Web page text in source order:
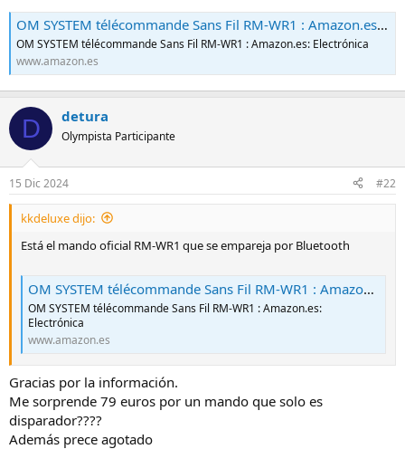
OM SYSTEM télécommande Sans Fil RM-WR1 : Amazon.es: Electrónica
OM SYSTEM télécommande Sans Fil RM-WR1 : Amazon.es: Electrónica
www.amazon.es
D detura
Olympista Participante
15 Dic 2024 #22
kkdeluxe dijo:
Está el mando oficial RM-WR1 que se empareja por Bluetooth
OM SYSTEM télécommande Sans Fil RM-WR1 : Amazon.es: Electrónica
OM SYSTEM télécommande Sans Fil RM-WR1 : Amazon.es:
Electrónica
www.amazon.es
Gracias por la información.
Me sorprende 79 euros por un mando que solo es
disparador????
Además prece agotado